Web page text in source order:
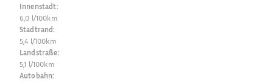
Innenstadt:
6,0 l/100km
Stadtrand:
5,4 l/100km
Landstraße:
5,1 l/100km
Autobahn: